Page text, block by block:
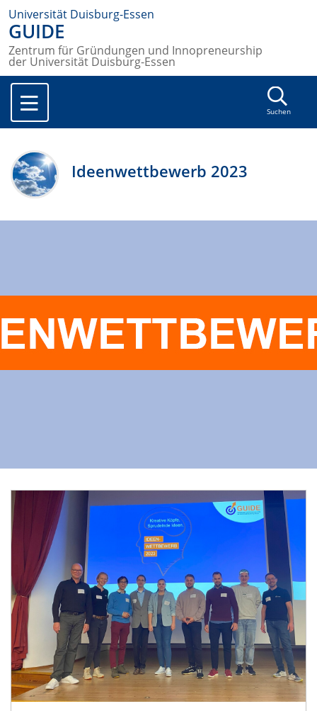
Universität Duisburg-Essen
GUIDE
Zentrum für Gründungen und Innopreneurship
der Universität Duisburg-Essen
Suchen
Ideenwettbewerb 2023